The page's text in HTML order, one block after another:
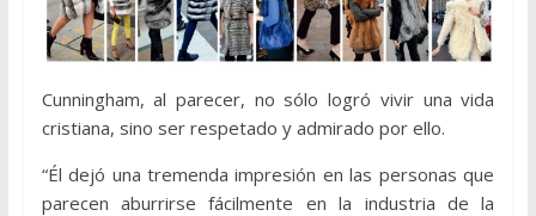
Cunningham, al parecer, no sólo logró vivir una vida
cristiana, sino ser respetado y admirado por ello.
“Él dejó una tremenda impresión en las personas que
parecen aburrirse fácilmente en la industria de la